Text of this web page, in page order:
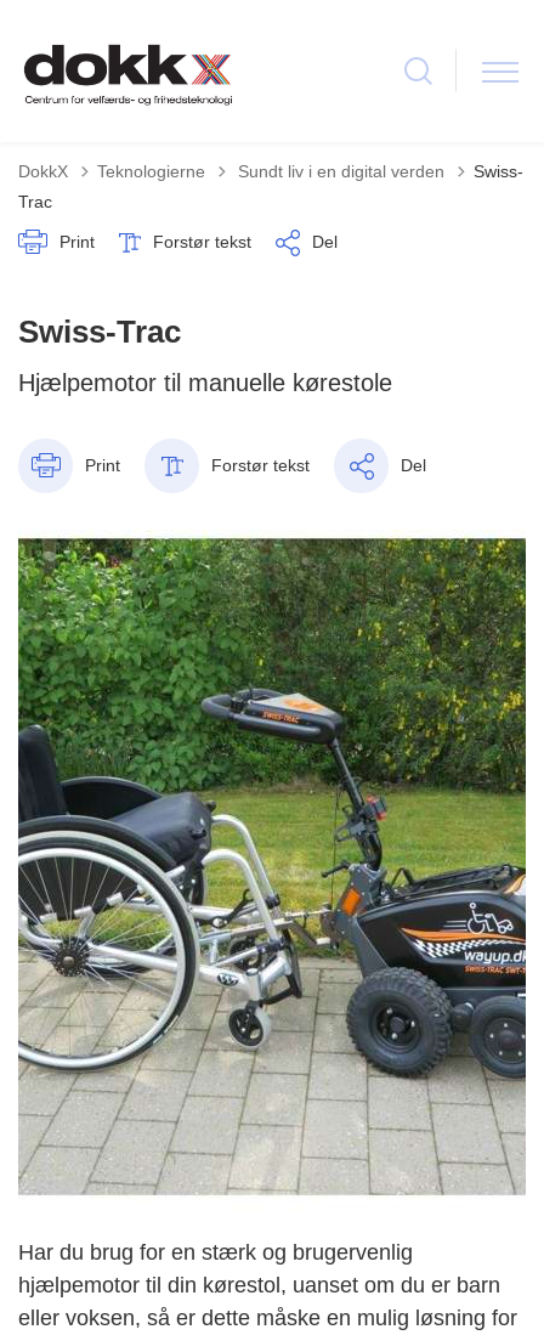
DokkX Teknologierne Tilbage til
Sundt liv i en digital verden
Swiss-
Trac
Print Forstør tekst Del
Swiss-Trac
Hjælpemotor til manuelle kørestole
Print Forstør tekst Del
Har du brug for en stærk og brugervenlig
hjælpemotor til din kørestol, uanset om du er barn
eller voksen, så er dette måske en mulig løsning for